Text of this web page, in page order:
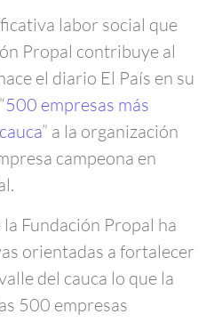
labor social que
Propal contribuye al
el diario El País en su
500 empresas más
” a la organización
campeona en
Fundación Propal ha
orientadas a fortalecer
del cauca lo que la
500 empresas